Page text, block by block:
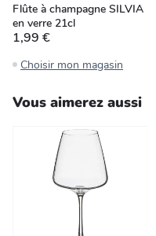
Flûte à champagne SILVIA
en verre 21cl
1,99 €
Choisir mon magasin
Vous aimerez aussi